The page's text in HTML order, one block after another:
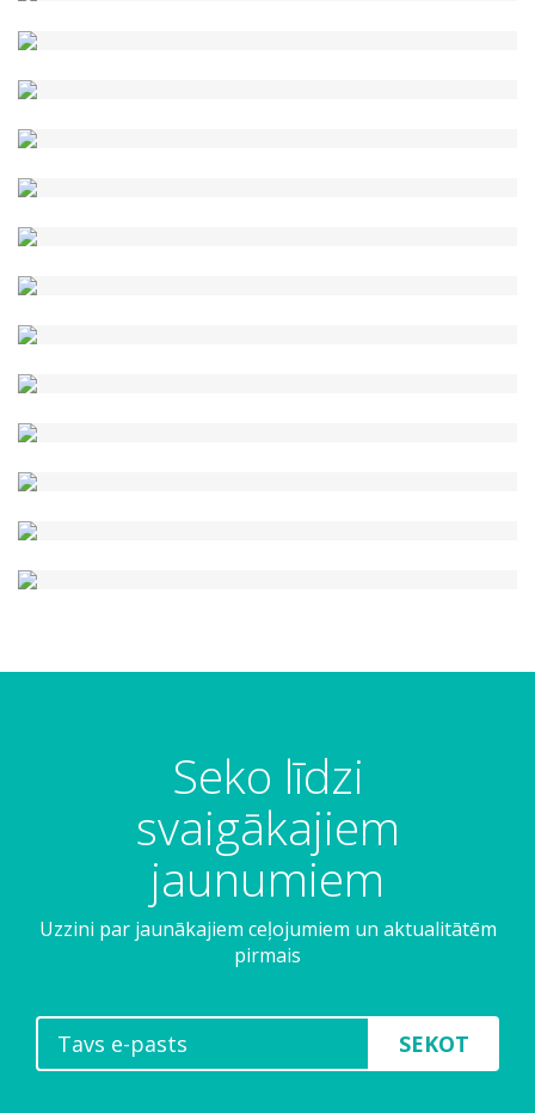
Seko līdzi
svaigākajiem
jaunumiem
Uzzini par jaunākajiem ceļojumiem un aktualitātēm
pirmais
SEKOT